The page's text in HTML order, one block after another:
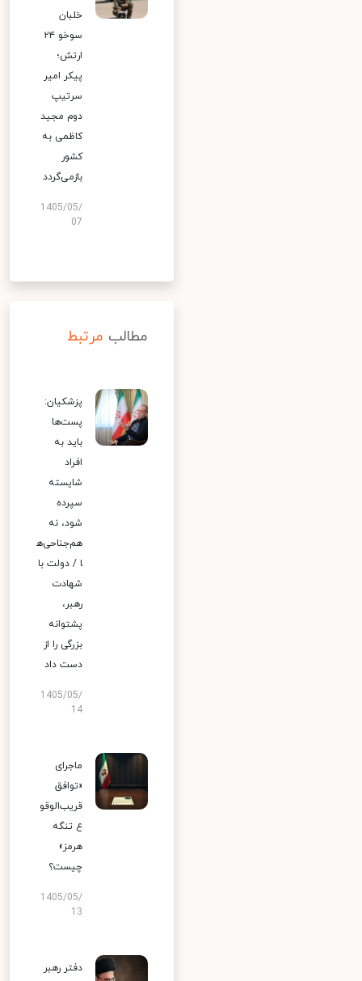
خلبان
سوخو ۲۴
ارتش؛
پیکر امیر
سرتیپ
دوم مجید
کاظمی به
کشور
بازمی‌گردد
1405/05/
07
مطالب مرتبط
پزشکیان:
پست‌ها
باید به
افراد
شایسته
سپرده
شود، نه
هم‌جناحی‌ه
ا / دولت با
شهادت
رهبر،
پشتوانه
بزرگی را از
دست داد
1405/05/
14
ماجرای
«توافق
قریب‌الوقو
ع تنگه
هرمز»
چیست؟
1405/05/
13
دفتر رهبر